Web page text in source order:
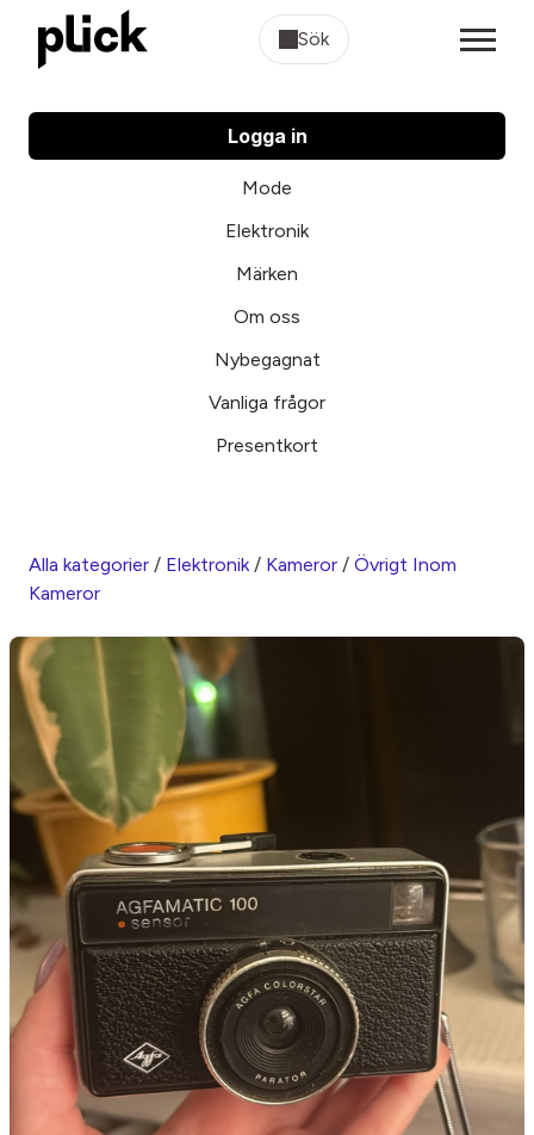
Sök
Logga in
Mode
Elektronik
Märken
Om oss
Nybegagnat
Vanliga frågor
Presentkort
Alla kategorier / Elektronik/ Kameror / Övrigt Inom
Kameror